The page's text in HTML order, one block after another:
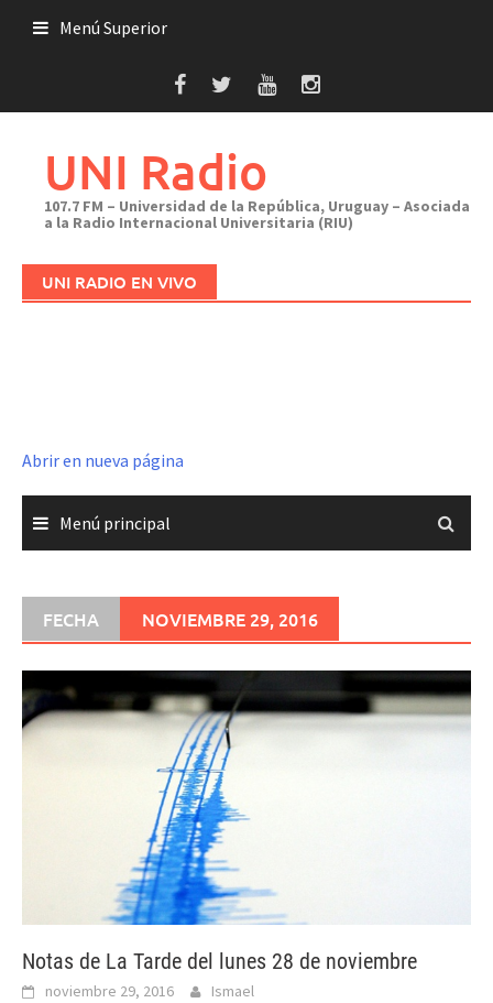
Menú Superior
UNI Radio
107.7 FM – Universidad de la República, Uruguay – Asociada
a la Radio Internacional Universitaria (RIU)
UNI RADIO EN VIVO
Abrir en nueva página
Menú principal
FECHA NOVIEMBRE 29, 2016
Notas de La Tarde del lunes 28 de noviembre
noviembre 29, 2016 Ismael